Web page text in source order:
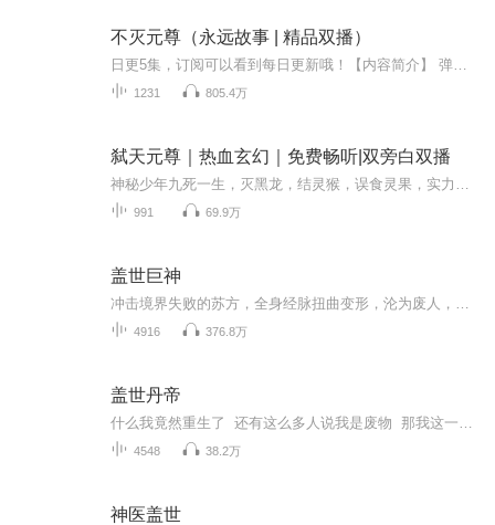
不灭元尊（永远故事 | 精品双播）
1231 805.4万
弑天元尊｜热血玄幻｜免费畅听|双旁白双播
991 69.9万
盖世巨神
4916 376.8万
盖世丹帝
4548 38.2万
神医盖世